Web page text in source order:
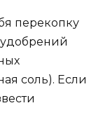
перекопку
удобрений
соль). Если